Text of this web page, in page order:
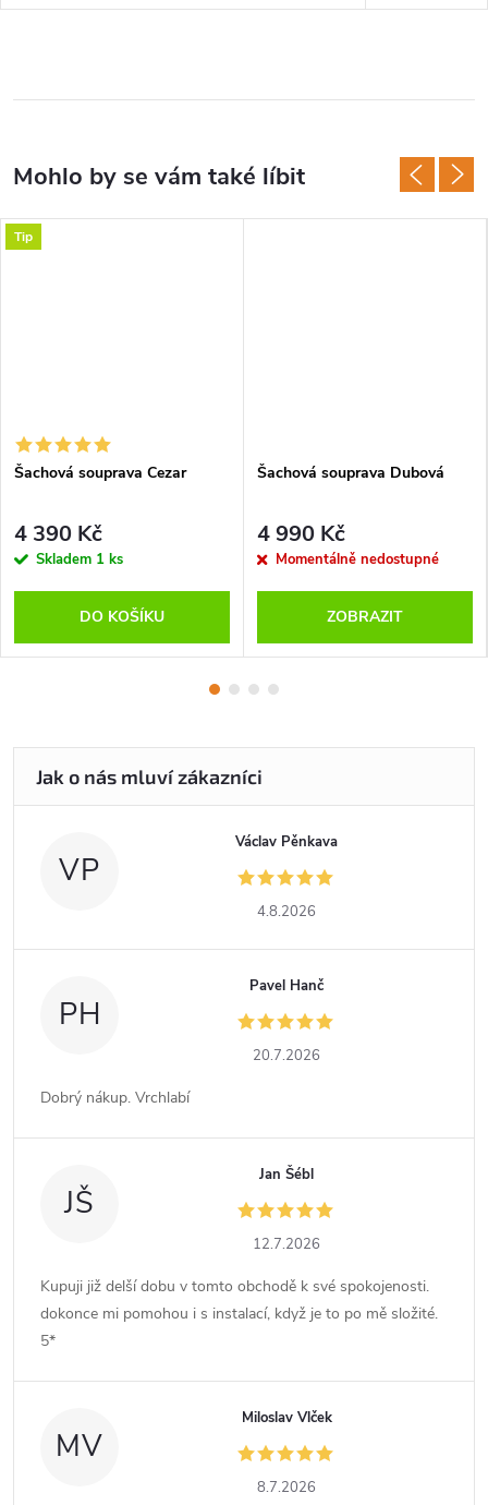
Tip
Šachová souprava Cezar
4 390 Kč
Skladem 1 ks
DO KOŠÍKU
Šachová souprava Dubová
4 990 Kč
Momentálně nedostupné
ZOBRAZIT
VP
Václav Pěnkava
4.8.2026
PH
Pavel Hanč
20.7.2026
Dobrý nákup. Vrchlabí
JŠ
Jan Šébl
12.7.2026
Kupuji již delší dobu v tomto obchodě k své spokojenosti.
dokonce mi pomohou i s instalací, když je to po mě složité.
5*
MV
Miloslav Vlček
8.7.2026